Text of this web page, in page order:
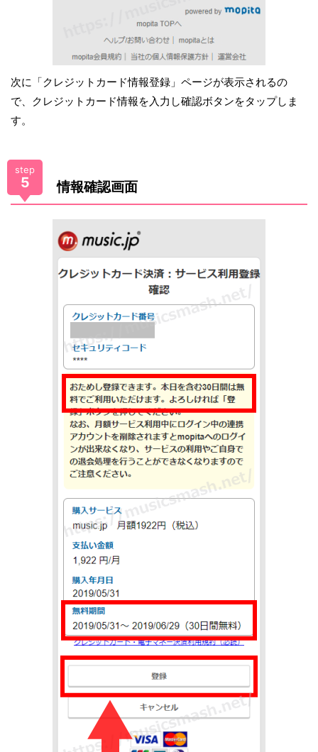
次に「クレジットカード情報登録」ページが表示されるの
で、クレジットカード情報を入力し確認ボタンをタップしま
す。
step
5 情報確認画面